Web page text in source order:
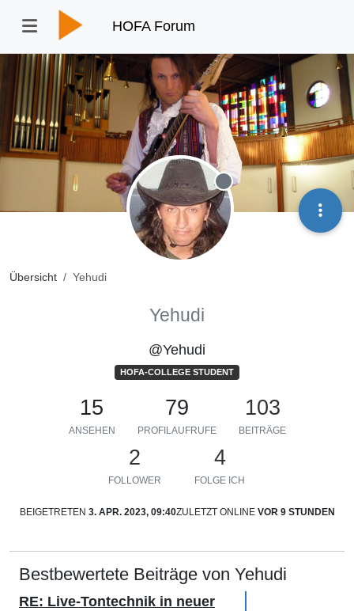
HOFA Forum
Übersicht Yehudi
Offline
Yehudi
@Yehudi
HOFA-COLLEGE STUDENT
15
ANSEHEN
79
PROFILAUFRUFE
103
BEITRÄGE
2
FOLLOWER
4
FOLGE ICH
BEIGETRETEN 3. APR. 2023, 09:40ZULETZT ONLINE VOR 9 STUNDEN
Bestbewertete Beiträge von Yehudi
RE: Live-Tontechnik in neuer